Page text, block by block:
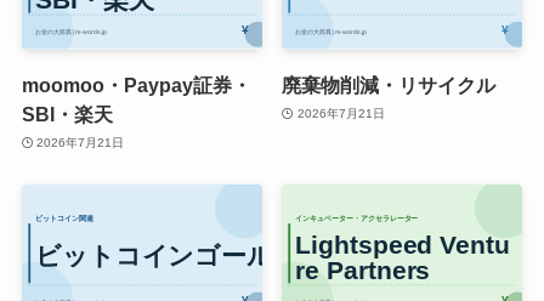
moomoo・Paypay証券・
SBI・楽天
2026年7月21日
廃棄物削減・リサイクル
2026年7月21日